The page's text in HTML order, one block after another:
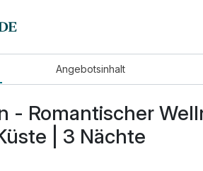
Angebotsinhalt
- Romantischer
| 3 Nächte